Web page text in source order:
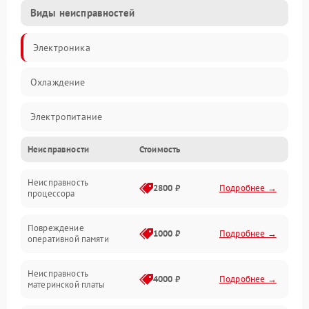
Виды неисправностей
Электроника
Охлаждение
Электропитание
Видео
Производительность
Хранение
Неисправности Стоимость
Неисправность
процессора
2800 ₽ Подробнее →
Повреждение
оперативной памяти
1000 ₽ Подробнее →
Неисправность
материнской платы
4000 ₽ Подробнее →